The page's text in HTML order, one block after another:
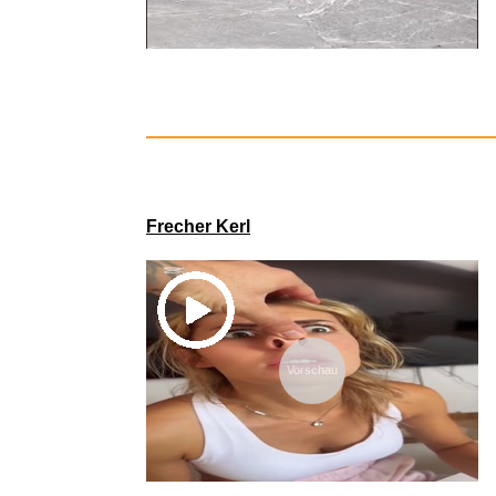
Amazon
Excalibur
Frecher Kerl
Vorschau